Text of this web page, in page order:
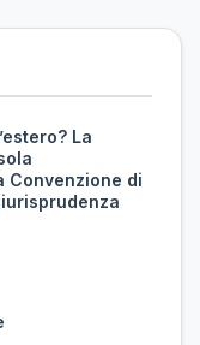
La
Convenzione di